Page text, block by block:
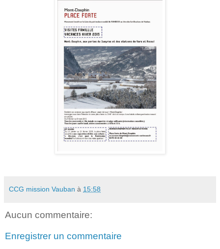
CCG mission Vauban à 15:58
Aucun commentaire:
Enregistrer un commentaire